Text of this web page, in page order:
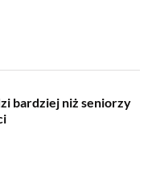
bardziej niż seniorzy